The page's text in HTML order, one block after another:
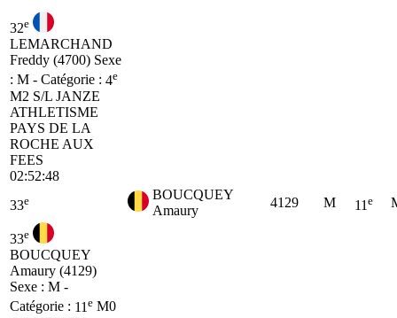
32e
LEMARCHAND
Freddy (4700) Sexe
: M - Catégorie : 4e
M2 S/L JANZE
ATHLETISME
PAYS DE LA
ROCHE AUX
FEES
02:52:48
33e
BOUCQUEY
Amaury
4129 M 11 e
33e
BOUCQUEY
Amaury (4129)
Sexe : M -
Catégorie : 11 e M0